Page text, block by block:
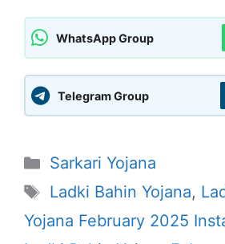
WhatsApp Group
Telegram Group
Categories
Sarkari Yojana
Tags
Ladki Bahin Yojana,
Yojana February 2025